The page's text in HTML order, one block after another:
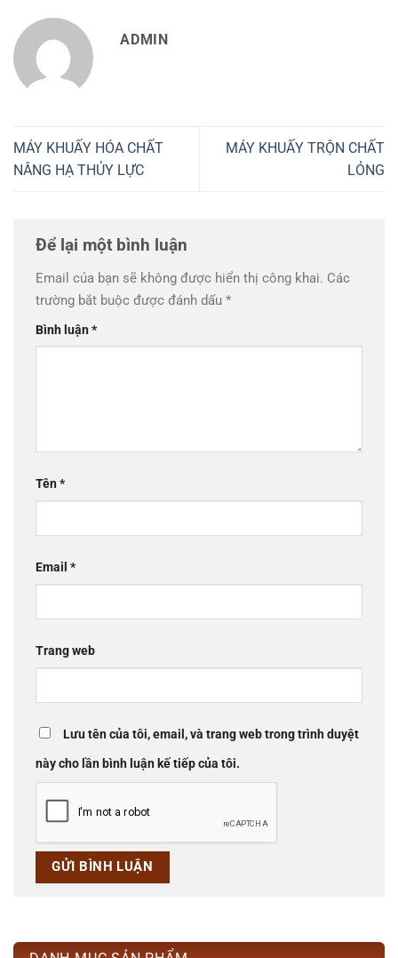
ADMIN
MÁY KHUẤY HÓA CHẤT
NÂNG HẠ THỦY LỰC
MÁY KHUẤY TRỘN CHẤT
LỎNG
Để lại một bình luận
Email của bạn sẽ không được hiển thị công khai. Các
trường bắt buộc được đánh dấu *
Bình luận*
Tên*
Email *
Trang web
Lưu tên của tôi, email, và trang web trong trình duyệt
này cho lần bình luận kế tiếp của tôi.